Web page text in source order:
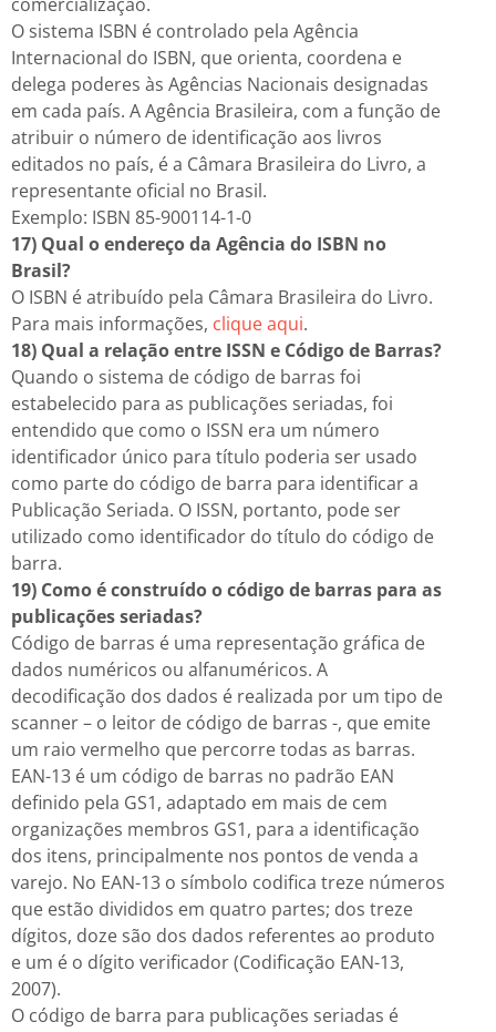
O sistema ISBN é controlado pela Agência
Internacional do ISBN, que orienta, coordena e
delega poderes às Agências Nacionais designadas
em cada país. A Agência Brasileira, com a função de
atribuir o número de identificação aos livros
editados no país, é a Câmara Brasileira do Livro, a
representante oficial no Brasil.
Exemplo: ISBN 85-900114-1-0
17) Qual o endereço da Agência do ISBN no
Brasil?
O ISBN é atribuído pela Câmara Brasileira do Livro.
Para mais informações, clique aqui.
18) Qual a relação entre ISSN e Código de Barras?
Quando o sistema de código de barras foi
estabelecido para as publicações seriadas, foi
entendido que como o ISSN era um número
identificador único para título poderia ser usado
como parte do código de barra para identificar a
Publicação Seriada. O ISSN, portanto, pode ser
utilizado como identificador do título do código de
barra.
19) Como é construído o código de barras para as
publicações seriadas?
Código de barras é uma representação gráfica de
dados numéricos ou alfanuméricos. A
decodificação dos dados é realizada por um tipo de
scanner – o leitor de código de barras -, que emite
um raio vermelho que percorre todas as barras.
EAN-13 é um código de barras no padrão EAN
definido pela GS1, adaptado em mais de cem
organizações membros GS1, para a identificação
dos itens, principalmente nos pontos de venda a
varejo. No EAN-13 o símbolo codifica treze números
que estão divididos em quatro partes; dos treze
dígitos, doze são dos dados referentes ao produto
e um é o dígito verificador (Codificação EAN-13,
2007).
O código de barra para publicações seriadas é